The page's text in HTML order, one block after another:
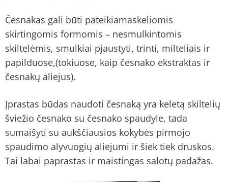
Česnakas gali būti pateikiamaskeliomis
skirtingomis formomis – nesmulkintomis
skiltelėmis, smulkiai pjaustyti, trinti, milteliais ir
papilduose,(tokiuose, kaip česnako ekstraktas ir
česnakų aliejus).
Įprastas būdas naudoti česnaką yra keletą skiltelių
šviežio česnako su česnako spaudyle, tada
sumaišyti su aukščiausios kokybės pirmojo
spaudimo alyvuogių aliejumi ir šiek tiek druskos.
Tai labai paprastas ir maistingas salotų padažas.